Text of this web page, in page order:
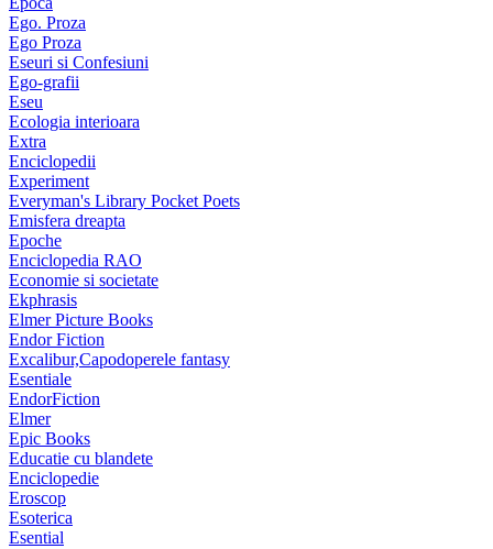
Ego. Proza
Ego Proza
Eseuri si Confesiuni
Ego-grafii
Eseu
Ecologia interioara
Extra
Enciclopedii
Experiment
Everyman's Library Pocket Poets
Emisfera dreapta
Epoche
Enciclopedia RAO
Economie si societate
Ekphrasis
Elmer Picture Books
Endor Fiction
Excalibur,Capodoperele fantasy
Esentiale
EndorFiction
Elmer
Epic Books
Educatie cu blandete
Enciclopedie
Eroscop
Esoterica
Esential